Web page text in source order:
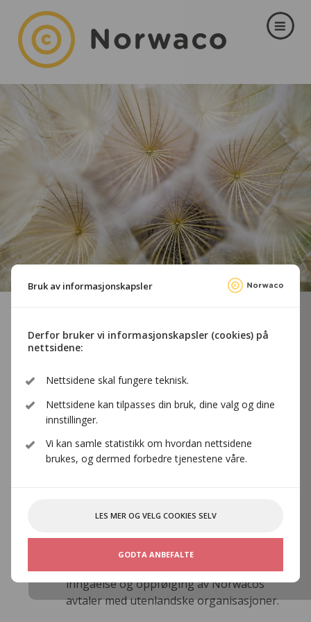
Bruk av informasjonskapsler
Derfor bruker vi informasjonskapsler (cookies) på
nettsidene:
Nettsidene skal fungere teknisk.
Nettsidene kan tilpasses din bruk, dine valg og dine
innstillinger.
Vi kan samle statistikk om hvordan nettsidene
brukes, og dermed forbedre tjenestene våre.
LES MER OG VELG COOKIES SELV
GODTA ANBEFALTE
Simen Halsan
Øien
Juridisk rådgiver
sho@norwaco.no
forhandlinger om nye og reviderte avtaler.
distribusjon, Offentlig TV og
inngåelse og oppfølging av Norwacos
avtaler med utenlandske organisasjoner.